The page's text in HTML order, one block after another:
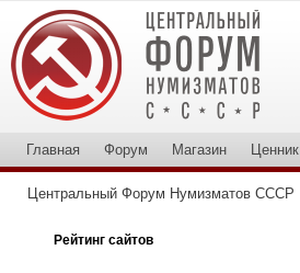
Главная Форум Магазин Ценник
Центральный Форум Нумизматов СССР
Рейтинг сайтов